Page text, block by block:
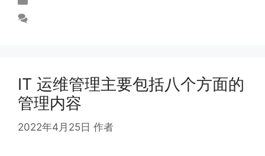
IT 运维管理主要包括八个方面的
管理内容
2022年4月25日 作者